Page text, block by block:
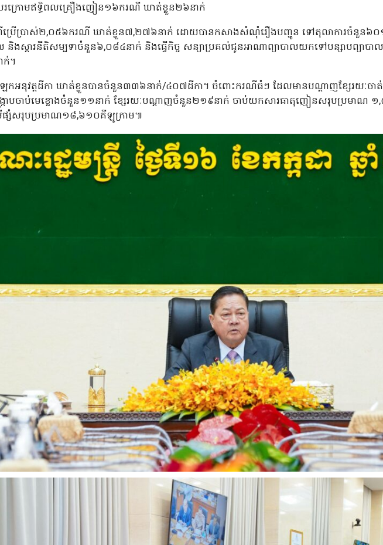
រក្រោមឥទ្ធិពលគ្រឿងញៀន១៦ករណី ឃាត់ខ្លួន២៦នាក់
រើប្រាស់២,០៥៦ករណី ឃាត់ខ្លួន៧,២៧៦នាក់ ដោយបានកសាងសំណុំរឿងបញ្ជូន ទៅតុលាការចំនួន៦
និងស្តារនីតិសម្បទាចំនួន៦,០៨៤នាក់ និងធ្វើកិច្ច សន្យាប្រគល់ជូនអាណាព្យាបាលយកទៅបន្សាបព្យា
ក់។
កអនុវត្តដីកា ឃាត់ខ្លួនបានចំនួន៣៣៦នាក់/៤០៧ដីកា។ ចំពោះករណីធំៗ ដែលមានបណ្តាញខ្សែរយៈច
រាបចាប់មេខ្លោងចំនួន១១នាក់ ខ្សែរយៈបណ្តាញចំនួន២១៩នាក់ ចាប់យកសារធាតុញៀនសរុបប្រមាណ
ផ្សំសរុបប្រមាណ១៨,៦១០គីឡូក្រាម៕